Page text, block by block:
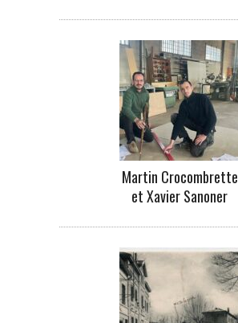
Martin Crocombrette
et Xavier Sanoner